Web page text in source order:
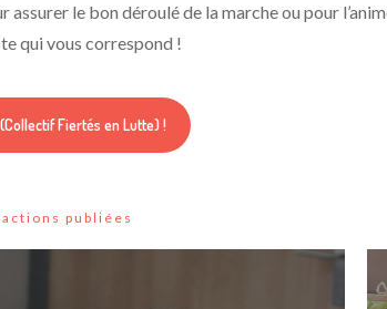
assurer le bon déroulé de la marche ou pour
qui vous correspond !
Fiertés en Lutte) !
publiées